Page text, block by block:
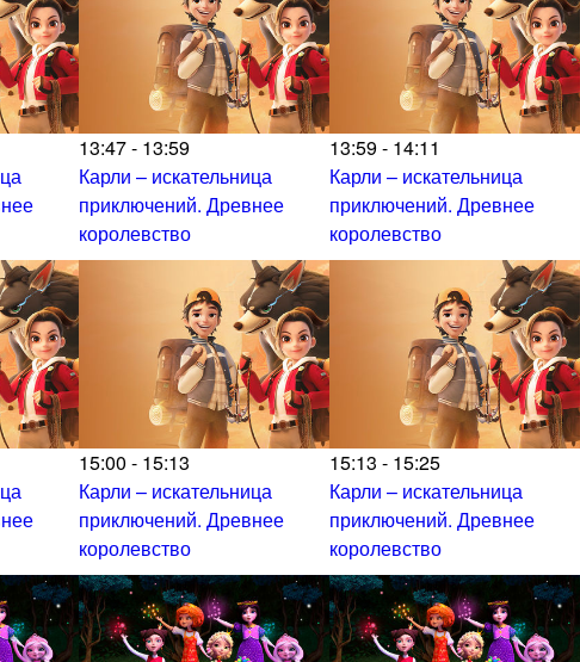
13:47 - 13:59
Карли – искательница
приключений. Древнее
королевство
13:59 - 14:11
Карли – искательница
приключений. Древнее
королевство
15:00 - 15:13
Карли – искательница
приключений. Древнее
королевство
15:13 - 15:25
Карли – искательница
приключений. Древнее
королевство